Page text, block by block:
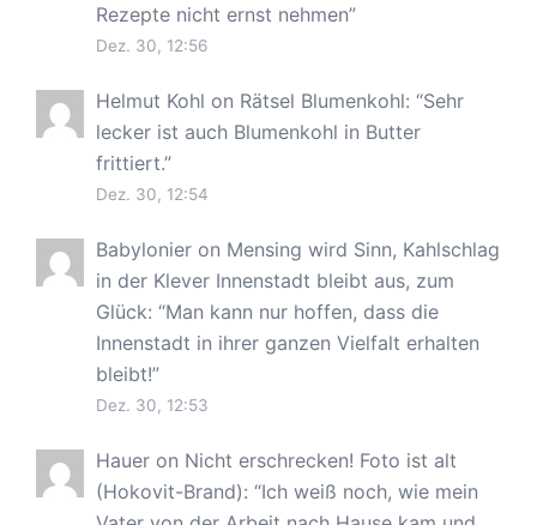
Rezepte nicht ernst nehmen”
Dez. 30, 12:56
Helmut Kohl on Rätsel Blumenkohl: “Sehr
lecker ist auch Blumenkohl in Butter
frittiert.”
Dez. 30, 12:54
Babylonier on Mensing wird Sinn, Kahlschlag
in der Klever Innenstadt bleibt aus, zum
Glück: “Man kann nur hoffen, dass die
Innenstadt in ihrer ganzen Vielfalt erhalten
bleibt!”
Dez. 30, 12:53
Hauer on Nicht erschrecken! Foto ist alt
(Hokovit-Brand): “Ich weiß noch, wie mein